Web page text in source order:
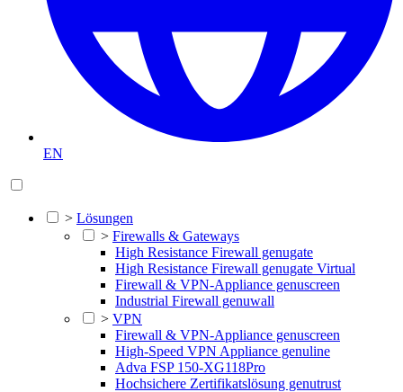
EN
> Lösungen
> Firewalls & Gateways
High Resistance Firewall genugate
High Resistance Firewall genugate Virtual
Firewall & VPN-Appliance genuscreen
Industrial Firewall genuwall
> VPN
Firewall & VPN-Appliance genuscreen
High-Speed VPN Appliance genuline
Adva FSP 150-XG118Pro
Hochsichere Zertifikatslösung genutrust